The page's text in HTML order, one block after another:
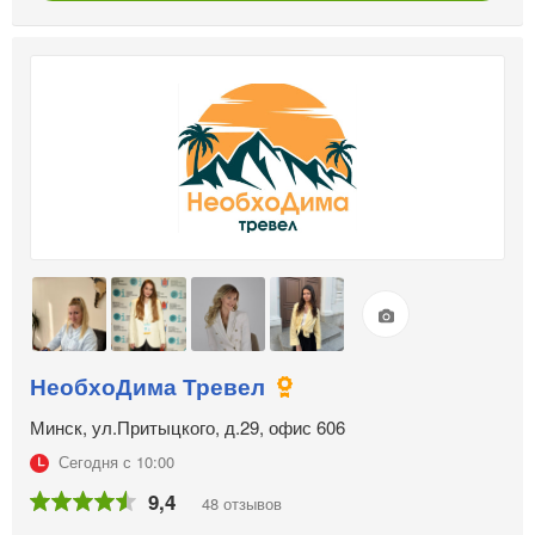
НеобхоДима Тревел
Минск, ул.Притыцкого, д.29, офис 606
Сегодня с 10:00
9,4 48 отзывов